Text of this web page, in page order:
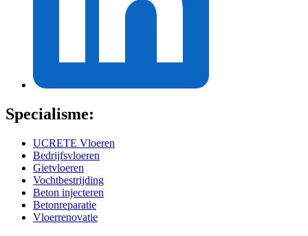
Specialisme:
UCRETE Vloeren
Bedrijfsvloeren
Gietvloeren
Vochtbestrijding
Beton injecteren
Betonreparatie
Vloerrenovatie